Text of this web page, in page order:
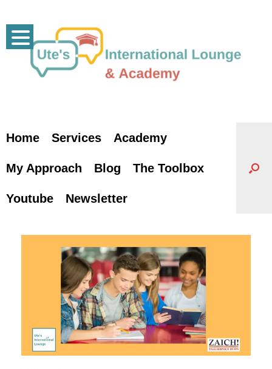
content
Home Services Academy
My Approach Blog The Toolbox
Youtube Newsletter